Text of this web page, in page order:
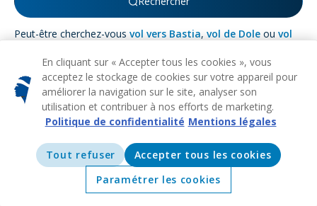
Offres Explorer
Peut-être cherchez-vous vol vers Bastia, vol de Dole ou vol
À propos deDole
HISTORIQUE CULTUREL ART MUSÉES ARCHITECTURE
Nichée dans la région du Jura en France, la ville pittoresque de
Dole fascine avec son charme historique et sa beauté
En cliquant sur « Accepter tous les cookies », vous
acceptez le stockage de cookies sur votre appareil pour
améliorer la navigation sur le site, analyser son
utilisation et contribuer à nos efforts de marketing.
Politique de confidentialité Mentions légales
Tout refuser
Accepter tous les cookies
Paramétrer les cookies